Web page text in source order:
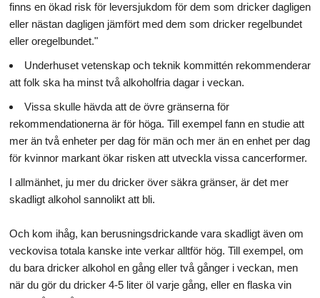
finns en ökad risk för leversjukdom för dem som dricker dagligen
eller nästan dagligen jämfört med dem som dricker regelbundet
eller oregelbundet."
Underhuset vetenskap och teknik kommittén rekommenderar
att folk ska ha minst två alkoholfria dagar i veckan.
Vissa skulle hävda att de övre gränserna för
rekommendationerna är för höga. Till exempel fann en studie att
mer än två enheter per dag för män och mer än en enhet per dag
för kvinnor markant ökar risken att utveckla vissa cancerformer.
I allmänhet, ju mer du dricker över säkra gränser, är det mer
skadligt alkohol sannolikt att bli.
Och kom ihåg, kan berusningsdrickande vara skadligt även om
veckovisa totala kanske inte verkar alltför hög. Till exempel, om
du bara dricker alkohol en gång eller två gånger i veckan, men
när du gör du dricker 4-5 liter öl varje gång, eller en flaska vin